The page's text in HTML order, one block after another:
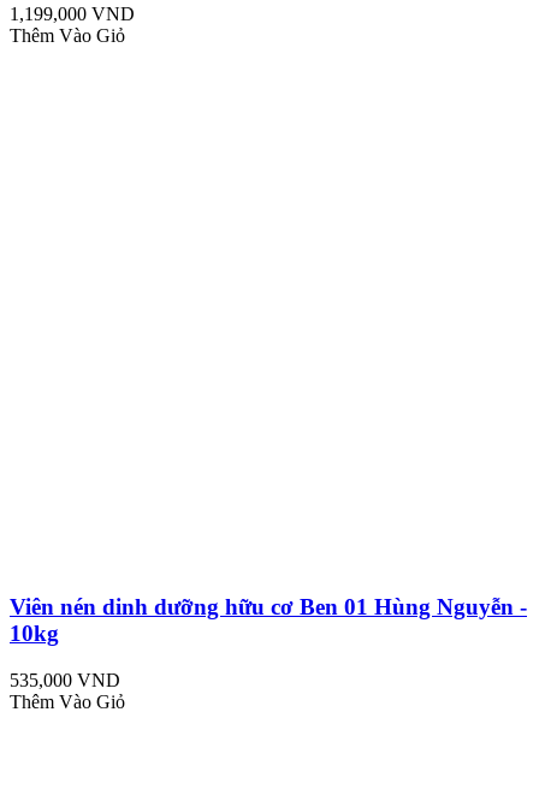
1,199,000 VND
Thêm Vào Giỏ
Viên nén dinh dưỡng hữu cơ Ben 01 Hùng Nguyễn -
10kg
535,000 VND
Thêm Vào Giỏ